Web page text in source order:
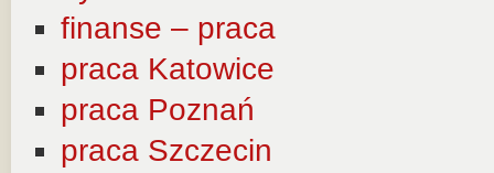
finanse – praca
praca Katowice
praca Poznań
praca Szczecin